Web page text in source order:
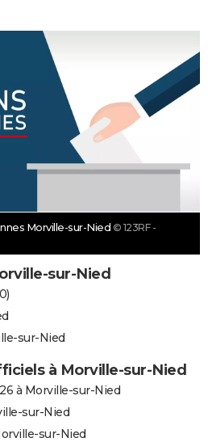
Morville-sur-Nied © 123RF -
sur-Nied
sur-Nied
à Morville-sur-Nied
à Morville-sur-Nied
sur-Nied
sur-Nied